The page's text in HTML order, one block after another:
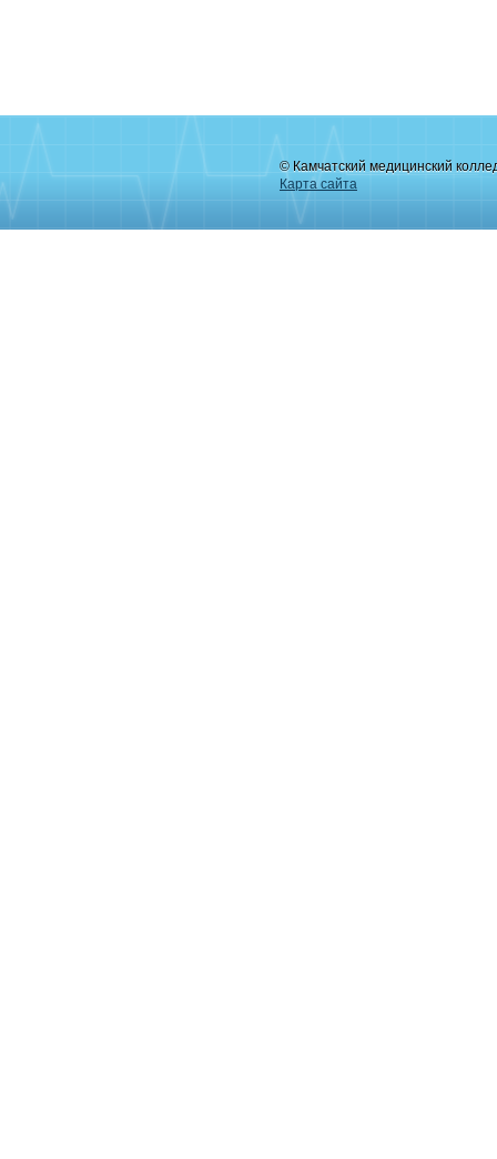
© Камчатский медицинский
Карта сайта